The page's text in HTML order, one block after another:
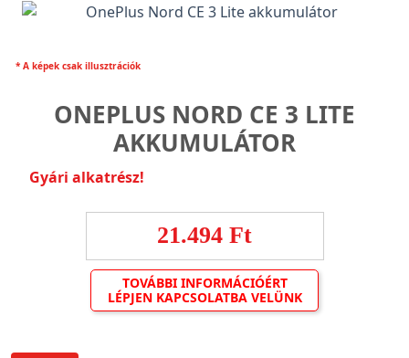
* A képek csak illusztrációk
ONEPLUS NORD CE 3 LITE
AKKUMULÁTOR
Gyári alkatrész!
21.494 Ft
TOVÁBBI INFORMÁCIÓÉRT
LÉPJEN KAPCSOLATBA VELÜNK